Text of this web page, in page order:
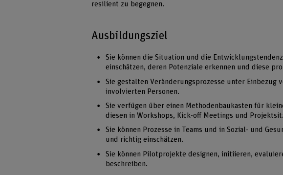
resilient zu begegnen.
Ausbildungsziel
Sie können die Situation und die
einschätzen, deren Potenziale erkennen und diese
Sie gestalten Veränderungsprozesse unter Einbezug
involvierten Personen.
Sie verfügen über einen Methodenbaukasten für
diesen in Workshops, Kick-off Meetings und
Sie können Prozesse in Teams und in Sozial- und
und richtig einschätzen.
Sie können Pilotprojekte designen, initiieren,
beschreiben.